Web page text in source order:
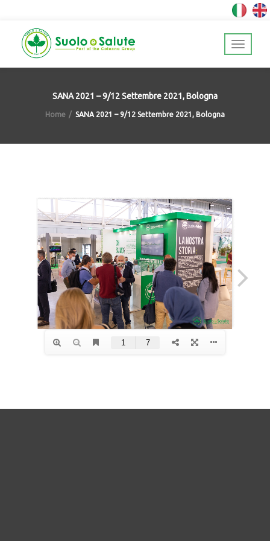
SANA 2021 – 9/12 Settembre 2021, Bologna
Home SANA 2021 – 9/12 Settembre 2021, Bologna